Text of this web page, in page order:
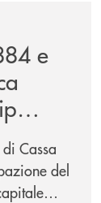
e
Cassa
del